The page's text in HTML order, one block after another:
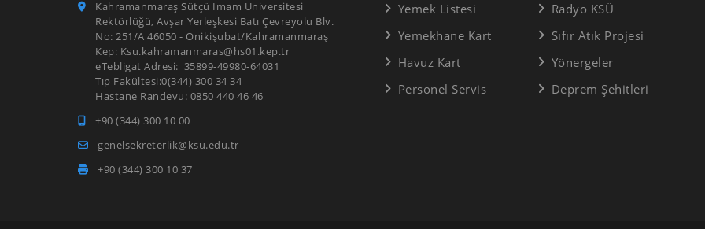
Kahramanmaraş Sütçü İmam Üniversitesi
Rektörlüğü, Avşar Yerleşkesi Batı Çevreyolu Blv.
No: 251/A 46050 - Onikişubat/Kahramanmaraş
Kep: Ksu.kahramanmaras@hs01.kep.tr
eTebligat Adresi: 35899-49980-64031
Tıp Fakültesi:0(344) 300 34 34
Hastane Randevu: 0850 440 46 46
+90 (344) 300 10 00
genelsekreterlik@ksu.edu.tr
+90 (344) 300 10 37
Yemek Listesi
Yemekhane Kart
Havuz Kart
Personel Servis
Radyo KSÜ
Sıfır Atık Projesi
Yönergeler
Deprem Şehitleri